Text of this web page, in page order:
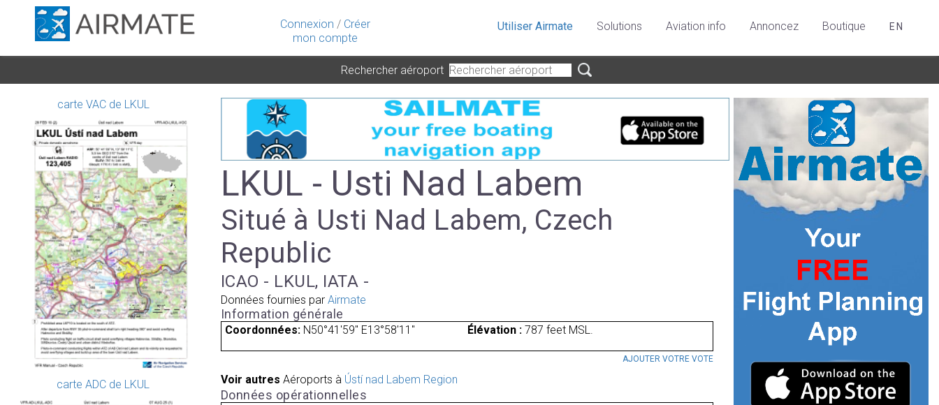
Connexion / Créer
mon compte
Utiliser Airmate Solutions Aviation info Annoncez Boutique EN
Rechercher aéroport
carte VAC de LKUL
carte ADC de LKUL
LKUL - Usti Nad Labem
Situé à Usti Nad Labem, Czech
Republic
ICAO - LKUL, IATA -
Données fournies par Airmate
Information générale
Coordonnées: N50°41'59" E13°58'11" Élévation :787 feet MSL.
AJOUTER VOTRE VOTE
Voir autres Aéroports à Ústí nad Labem Region
Données opérationnelles